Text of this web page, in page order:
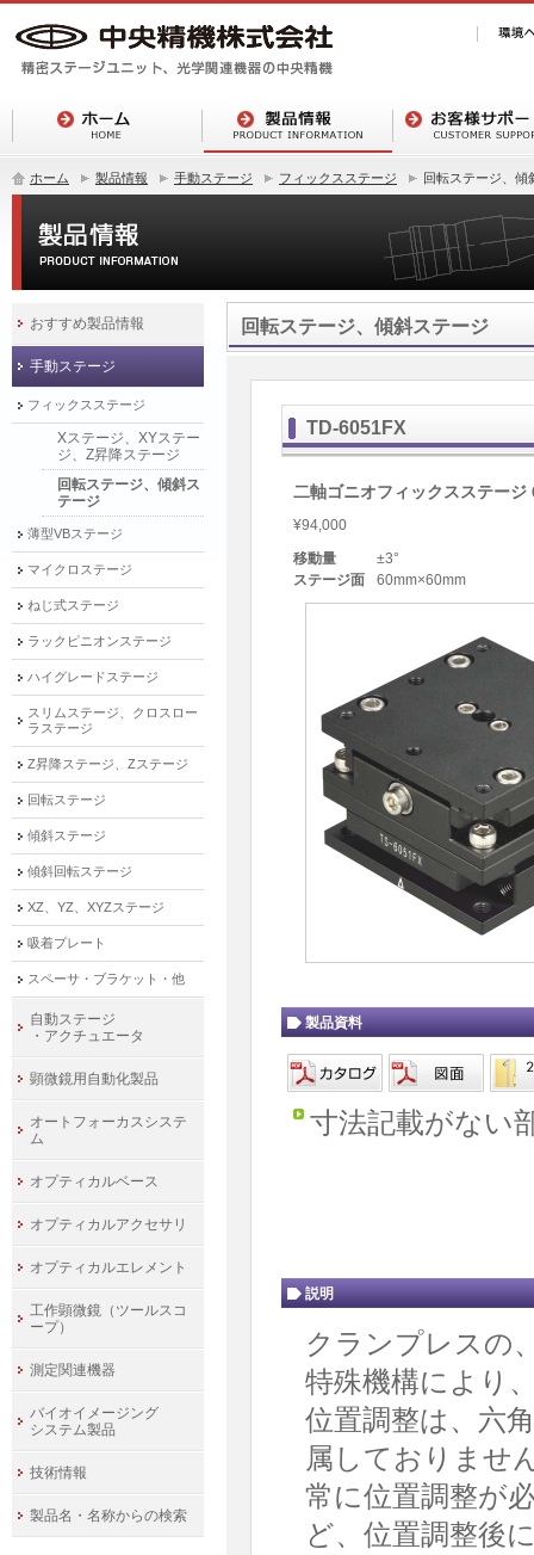
ホーム 製品情報 手動ステージ フィックスステージ 回転ステージ、傾
回転ステージ、傾斜ステージ
TD-6051FX
二軸ゴニオフィックスステージ
¥94,000
移動量
±3°
ステージ面
60mm×60mm
製品資料
寸法記載がない
説明
クランプレスの
特殊機構により
位置調整は、六
属しておりませ
常に位置調整が
ど、位置調整後
おすすめ製品情報
手動ステージ
フィックスステージ
Xステージ、XYステー
ジ、Z昇降ステージ
回転ステージ、傾斜ス
テージ
薄型VBステージ
マイクロステージ
ねじ式ステージ
ラックピニオンステージ
ハイグレードステージ
スリムステージ、クロスロー
ラステージ
Z昇降ステージ、Zステージ
回転ステージ
傾斜ステージ
傾斜回転ステージ
XZ、YZ、XYZステージ
吸着プレート
スペーサ・ブラケット・他
自動ステージ
・アクチュエータ
顕微鏡用自動化製品
オートフォーカスシステ
ム
オプティカルベース
オプティカルアクセサリ
オプティカルエレメント
工作顕微鏡（ツールスコ
ープ）
測定関連機器
バイオイメージング
システム製品
技術情報
製品名・名称からの検索